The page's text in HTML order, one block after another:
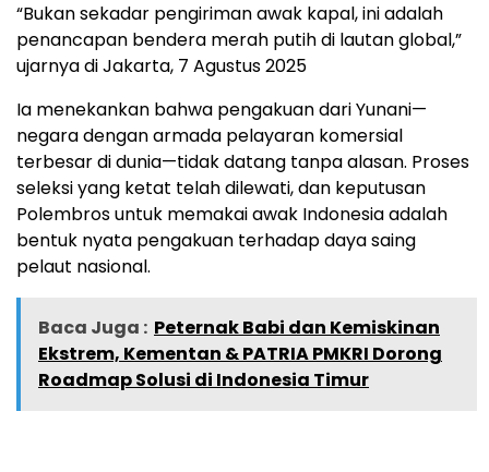
“Bukan sekadar pengiriman awak kapal, ini adalah
penancapan bendera merah putih di lautan global,”
ujarnya di Jakarta, 7 Agustus 2025
Ia menekankan bahwa pengakuan dari Yunani—
negara dengan armada pelayaran komersial
terbesar di dunia—tidak datang tanpa alasan. Proses
seleksi yang ketat telah dilewati, dan keputusan
Polembros untuk memakai awak Indonesia adalah
bentuk nyata pengakuan terhadap daya saing
pelaut nasional.
Baca Juga : Peternak Babi dan Kemiskinan
Ekstrem, Kementan & PATRIA PMKRI Dorong
Roadmap Solusi di Indonesia Timur